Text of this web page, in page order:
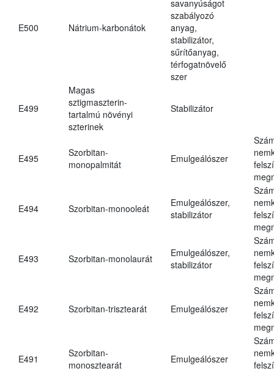
E500 Nátrium-karbonátok
savanyúságot
szabályozó
anyag,
stabilizátor,
sűrítőanyag,
térfogatnövelő
szer
E499
Magas
sztigmaszterin-
tartalmú növényi
szterinek
Stabilizátor
E495
Szorbitan-
monopalmitát
Emulgeálószer
E494 Szorbitan-monooleát
Emulgeálószer,
stabilizátor
E493 Szorbitan-monolaurát
Emulgeálószer,
stabilizátor
E492 Szorbitan-trisztearát Emulgeálószer
E491
Szorbitan-
monosztearát
Emulgeálószer